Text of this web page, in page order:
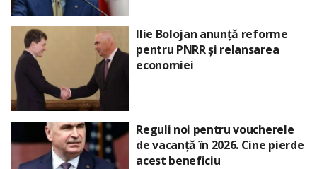
Ilie Bolojan anunță reforme
pentru PNRR și relansarea
economiei
Reguli noi pentru voucherele
de vacanță în 2026. Cine pierde
acest beneficiu